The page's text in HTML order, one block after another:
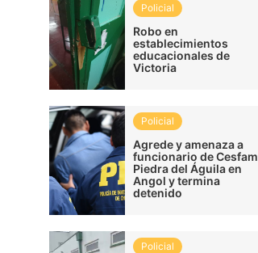
Policial
Robo en
establecimientos
educacionales de
Victoria
Policial
Agrede y amenaza a
funcionario de Cesfam
Piedra del Águila en
Angol y termina
detenido
Policial